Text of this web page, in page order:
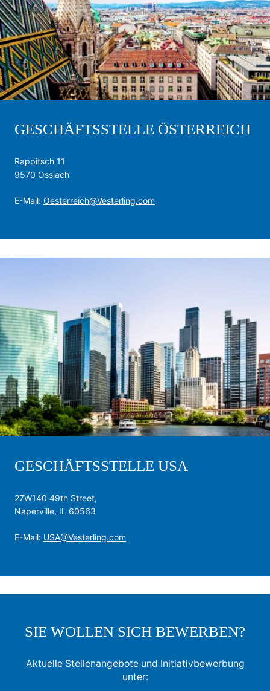
GESCHÄFTSSTELLE ÖSTERREICH
Rappitsch 11
9570 Ossiach
E-Mail: Oesterreich@Vesterling.com
GESCHÄFTSSTELLE USA
27W140 49th Street,
Naperville, IL 60563
E-Mail: USA@Vesterling.com
SIE WOLLEN SICH BEWERBEN?
Aktuelle Stellenangebote und Initiativbewerbung
unter: